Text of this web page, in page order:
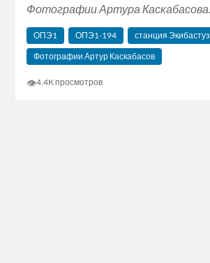
Фотографии Артура Каскабасова.
ОПЭ1 ОПЭ1-194
станция Экибастуз
Фотографии Артур Каскабасов
👁4.4K просмотров